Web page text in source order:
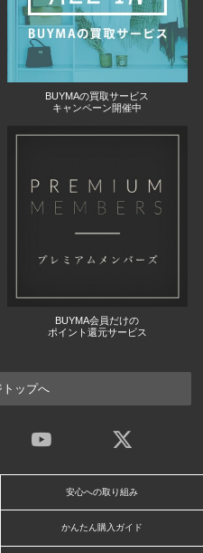
BUYMAの買取サービス
キャンペーン開催中
BUYMA会員だけの
ポイント還元サービス
ップへ
安心への取り組み
かんたん購入ガイド